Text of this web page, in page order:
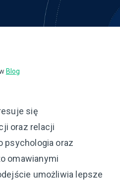
Blog
się
oraz relacji
psychologia oraz
omawianymi
umożliwia lepsze